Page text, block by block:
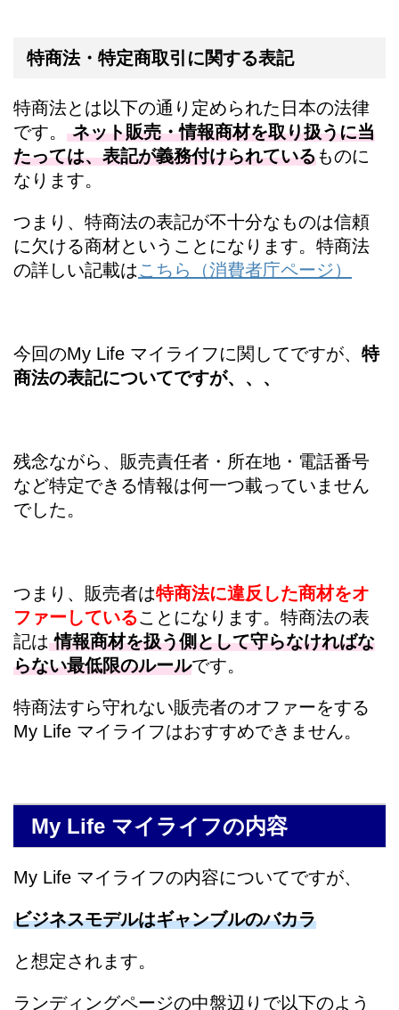
特商法・特定商取引に関する表記
特商法とは以下の通り定められた日本の法律
です。 ネット販売・情報商材を取り扱うに当
たっては、表記が義務付けられているものに
なります。
つまり、特商法の表記が不十分なものは信頼
に欠ける商材ということになります。特商法
の詳しい記載はこちら（消費者庁ページ）
今回のMy Life マイライフに関してですが、 特
商法の表記についてですが、、、
残念ながら、販売責任者・所在地・電話番号
など特定できる情報は何一つ載っていません
でした。
つまり、販売者は特商法に違反した商材をオ
ファーしていることになります。特商法の表
記は情報商材を扱う側として守らなければな
らない最低限のルールです。
特商法すら守れない販売者のオファーをする
My Life マイライフはおすすめできません。
My Life マイライフの内容
My Life マイライフの内容についてですが、
ビジネスモデルはギャンブルのバカラ
と想定されます。
ランディングページの中盤辺りで以下のよう